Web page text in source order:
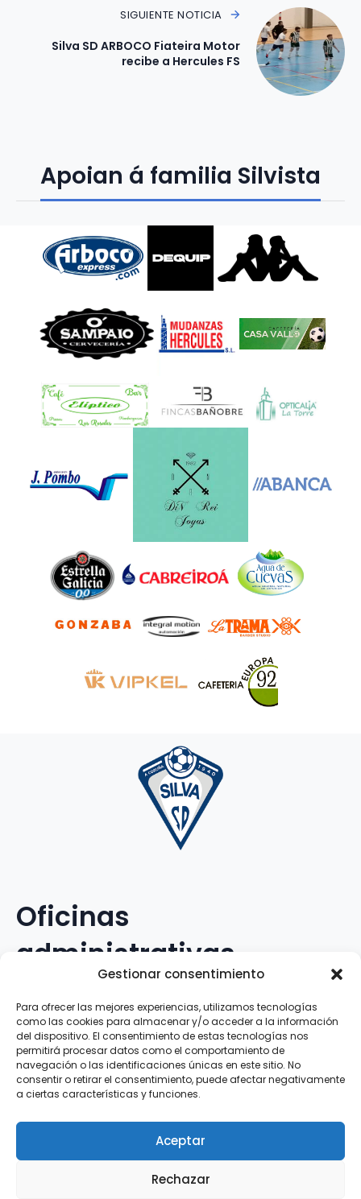
Gestionar consentimiento
Para ofrecer las mejores experiencias, utilizamos tecnologías
como las cookies para almacenar y/o acceder a la información
del dispositivo. El consentimiento de estas tecnologías nos
permitirá procesar datos como el comportamiento de
navegación o las identificaciones únicas en este sitio. No
consentir o retirar el consentimiento, puede afectar negativamente
a ciertas características y funciones.
Aceptar
Rechazar
SIGUIENTE NOTICIA
Silva SD ARBOCO Fiateira Motor
recibe a Hercules FS
Apoian á familia Silvista
Oficinas
administrativas
Avenida Galileo Galilei, 12
15.008 · A Coruña · España
Teléfono:881.069.303
WhatsApp:616.897.466